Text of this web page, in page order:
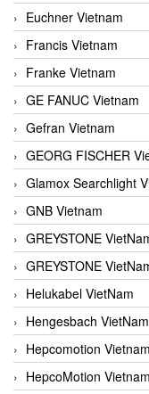
Euchner Vietnam
Francis Vietnam
Franke Vietnam
GE FANUC Vietnam
Gefran Vietnam
GEORG FISCHER
Glamox Searchlight
GNB Vietnam
GREYSTONE
GREYSTONE
Helukabel VietNam
Hengesbach VietNam
Hepcomotion Vietnam
HepcoMotion